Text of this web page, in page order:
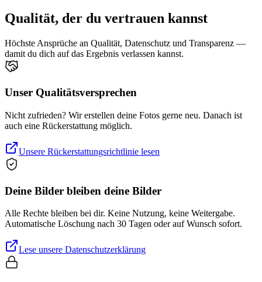
Qualität, der du vertrauen kannst
Höchste Ansprüche an Qualität, Datenschutz und Transparenz —
damit du dich auf das Ergebnis verlassen kannst.
Unser Qualitätsversprechen
Nicht zufrieden? Wir erstellen deine Fotos gerne neu. Danach ist
auch eine Rückerstattung möglich.
Unsere Rückerstattungsrichtlinie lesen
Deine Bilder bleiben deine Bilder
Alle Rechte bleiben bei dir. Keine Nutzung, keine Weitergabe.
Automatische Löschung nach 30 Tagen oder auf Wunsch sofort.
Lese unsere Datenschutzerklärung